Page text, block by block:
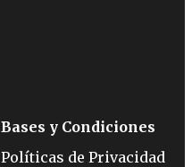
Bases y Condiciones
Políticas de Privacidad